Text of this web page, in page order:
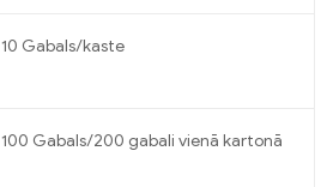
10 Gabals/kaste
100 Gabals/200 gabali vienā kartonā